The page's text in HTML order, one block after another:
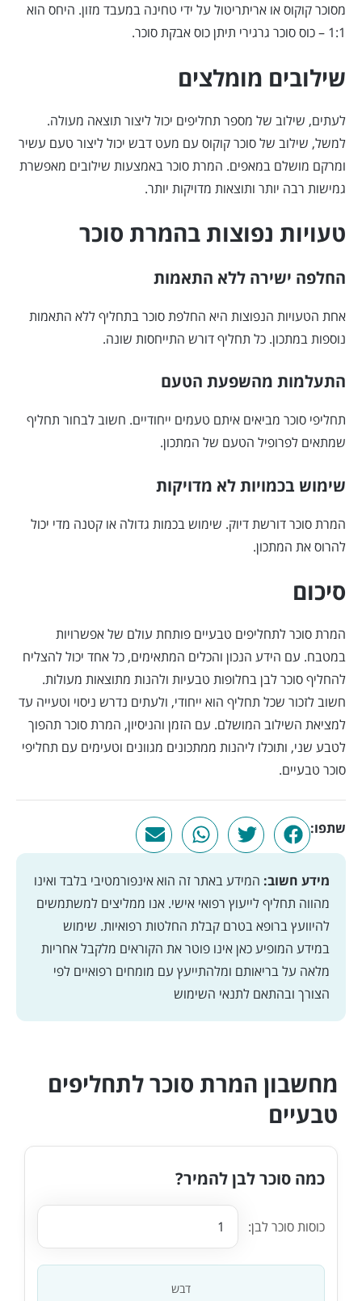
מחשבון המרת סוכר לתחליפים
טבעיים
כמה סוכר לבן להמיר?
כוסות סוכר לבן:
דבש
מסוכר קוקוס או אריתריטול על ידי טחינה במעבד מזון. היחס הוא
1:1 – כוס סוכר גרגירי תיתן כוס אבקת סוכר.
שילובים מומלצים
לעתים, שילוב של מספר תחליפים יכול ליצור תוצאה מעולה.
למשל, שילוב של סוכר קוקוס עם מעט דבש יכול ליצור טעם עשיר
ומרקם מושלם במאפים. המרת סוכר באמצעות שילובים מאפשרת
גמישות רבה יותר ותוצאות מדויקות יותר.
טעויות נפוצות בהמרת סוכר
החלפה ישירה ללא התאמות
אחת הטעויות הנפוצות היא החלפת סוכר בתחליף ללא התאמות
נוספות במתכון. כל תחליף דורש התייחסות שונה.
התעלמות מהשפעת הטעם
תחליפי סוכר מביאים איתם טעמים ייחודיים. חשוב לבחור תחליף
שמתאים לפרופיל הטעם של המתכון.
שימוש בכמויות לא מדויקות
המרת סוכר דורשת דיוק. שימוש בכמות גדולה או קטנה מדי יכול
להרוס את המתכון.
סיכום
המרת סוכר לתחליפים טבעיים פותחת עולם של אפשרויות
במטבח. עם הידע הנכון והכלים המתאימים, כל אחד יכול להצליח
להחליף סוכר לבן בחלופות טבעיות ולהנות מתוצאות מעולות.
חשוב לזכור שכל תחליף הוא ייחודי, ולעתים נדרש ניסוי וטעייה עד
למציאת השילוב המושלם. עם הזמן והניסיון, המרת סוכר תהפוך
לטבע שני, ותוכלו ליהנות ממתכונים מגוונים וטעימים עם תחליפי
סוכר טבעיים.
שתפו:
מידע חשוב: המידע באתר זה הוא אינפורמטיבי בלבד ואינו
מהווה תחליף לייעוץ רפואי אישי. אנו ממליצים למשתמשים
להיוועץ ברופא בטרם קבלת החלטות רפואיות. שימוש
במידע המופיע כאן אינו פוטר את הקוראים מלקבל אחריות
מלאה על בריאותם ומלהתייעץ עם מומחים רפואיים לפי
הצורך ובהתאם לתנאי השימוש